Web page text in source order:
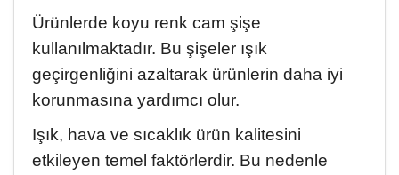
Ürünlerde koyu renk cam şişe
kullanılmaktadır. Bu şişeler ışık
geçirgenliğini azaltarak ürünlerin daha iyi
korunmasına yardımcı olur.
Işık, hava ve sıcaklık ürün kalitesini
etkileyen temel faktörlerdir. Bu nedenle